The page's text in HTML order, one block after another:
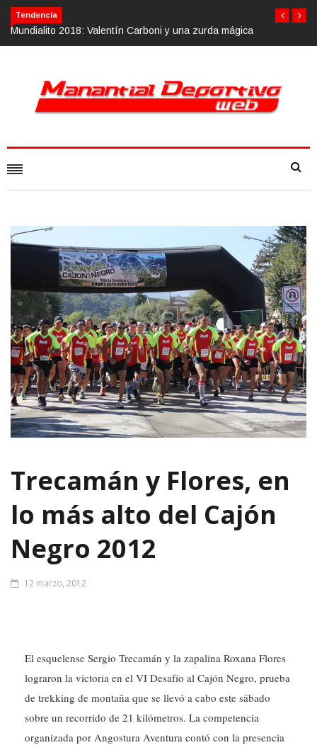
Tendencia
Calvario Race 2018, 10 de noviembre
Trecamán y Flores, en
lo más alto del Cajón
Negro 2012
12 marzo, 2012
El esquelense Sergio Trecamán y la zapalina Roxana Flores
lograron la victoria en el VI Desafío al Cajón Negro, prueba
de trekking de montaña que se llevó a cabo este sábado
sobre un recorrido de 21 kilómetros. La competencia
organizada por Angostura Aventura contó con la presencia